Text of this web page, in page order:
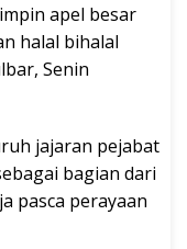
apel besar
halal bihalal
Senin
jajaran pejabat
bagian dari
pasca perayaan